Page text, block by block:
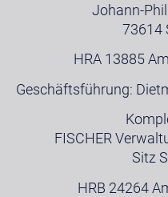
Johann-
73614
HRA 13885
Geschäftsführung:
FISCHER
Sitz
HRB 24264